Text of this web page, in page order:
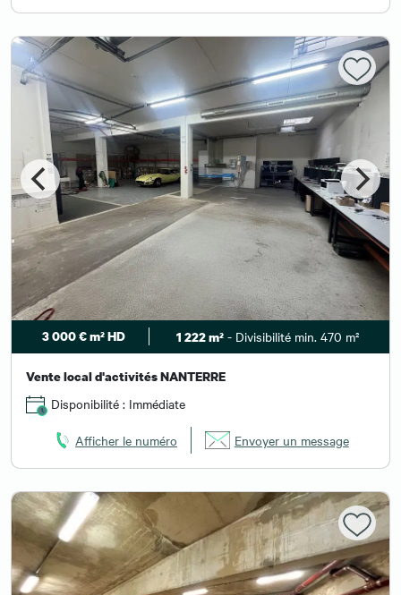
3 000 € m² HD 1 222 m² - Divisibilité min. 470 m²
Vente local d'activités NANTERRE
Disponibilité : Immédiate
Afficher le numéro Envoyer un message